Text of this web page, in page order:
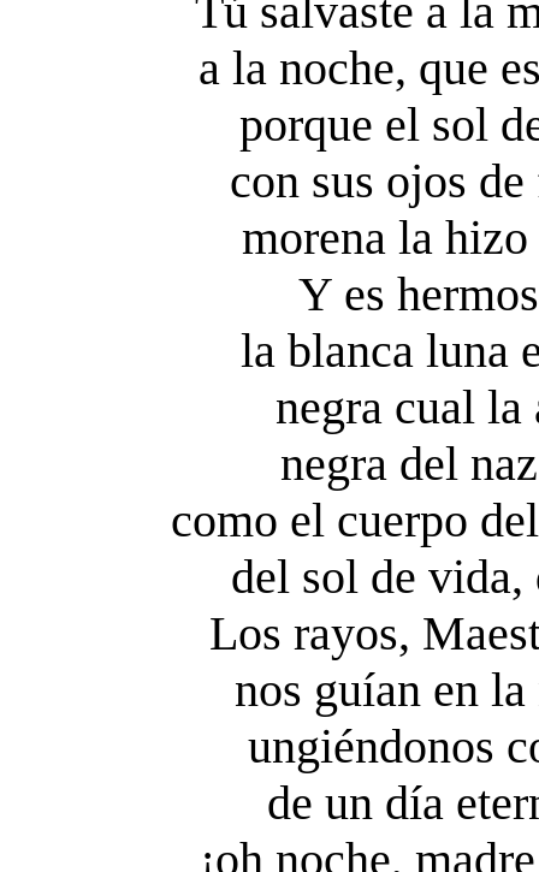
Tú salvaste a la
a la noche, que
porque el sol
con sus ojos
morena la
Y es
la blanca luna
negra cual la
negra del
como el cuerpo
del sol de vida,
Los rayos,
nos guían en
ungiéndonos
de un día
¡oh noche,